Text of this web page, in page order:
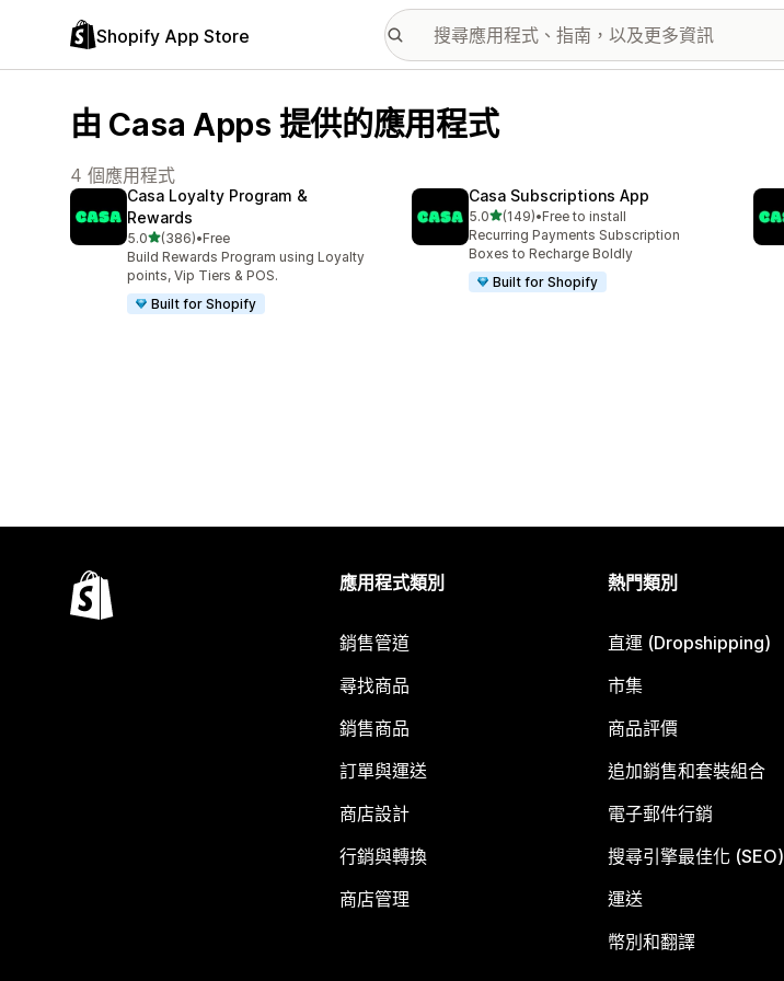
Shopify App Store
由 Casa Apps 提供的應用程式
4 個應用程式
Casa Loyalty Program &
Rewards
5.0滿分 5 顆星
(386)
共有 386 則評價
•Free
Build Rewards Program using Loyalty
points, Vip Tiers & POS.
Built for Shopify
Casa Subscriptions App
5.0滿分 5 顆星
(149)
共有 149 則評價
•Free to install
Recurring Payments Subscription
Boxes to Recharge Boldly
Built for Shopify
應用程式類別
銷售管道
尋找商品
銷售商品
訂單與運送
商店設計
行銷與轉換
商店管理
熱門類別
直運 (Dropshipping)
市集
商品評價
追加銷售和套裝組合
電子郵件行銷
搜尋引擎最佳化 (SEO)
運送
幣別和翻譯